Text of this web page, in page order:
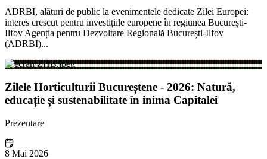
ADRBI, alături de public la evenimentele dedicate Zilei Europei:
interes crescut pentru investițiile europene în regiunea București-
Ilfov Agenția pentru Dezvoltare Regională București-Ilfov
(ADRBI)...
Zilele Horticulturii Bucureștene - 2026: Natură,
educație și sustenabilitate în inima Capitalei
Prezentare
8 Mai 2026